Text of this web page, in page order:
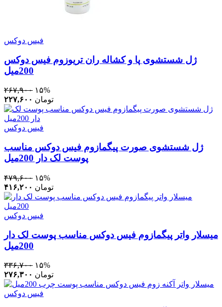
فیس دوکس
ژل شستشوی پا و کشاله ران تریوزوم فیس دوکس
200میل
۲۶۷,۹۰۰ ۱۵%
۲۲۷,۶۰۰ تومان
فیس دوکس
ژل شستشوی صورت پیگمازوم فیس دوکس مناسب
پوست لک دار 200میل
۴۷۹,۶۰۰ ۱۵%
۴۱۶,۲۰۰ تومان
فیس دوکس
میسلار واتر پیگمازوم فیس دوکس مناسب پوست لک دار
200میل
۳۳۶,۷۰۰ ۱۵%
۲۷۶,۳۰۰ تومان
فیس دوکس